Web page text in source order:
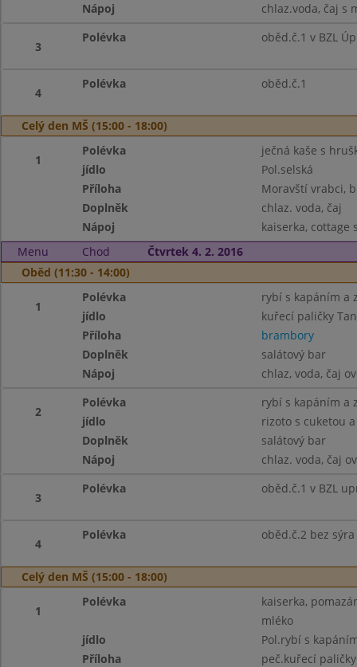
Nápoj
chlaz.voda, čaj s
3
Polévka oběd.č.1 v BZL
4
Polévka oběd.č.1
Celý den MŠ (15:00 - 18:00)
1
Polévka
ječná kaše s
jídlo
Pol.selská
Příloha
Moravští vrabci,
Doplněk
chlaz. voda, čaj
Nápoj
kaiserka, cottage
Menu
Chod
Čtvrtek 4. 2. 2016
Oběd (11:30 - 14:00)
1
Polévka
rybí s kapáním a
jídlo
kuřecí paličky
Příloha
brambory
Doplněk
salátový bar
Nápoj
chlaz, voda, čaj
2
Polévka
rybí s kapáním a
jídlo
rizoto s cuketou
Doplněk
salátový bar
Nápoj
chlaz. voda, čaj
3
Polévka oběd.č.1 v BZL
4
Polévka oběd.č.2 bez sýra
Celý den MŠ (15:00 - 18:00)
1
Polévka
kaiserka,
mléko
jídlo
Pol.rybí s
Příloha
peč.kuřecí